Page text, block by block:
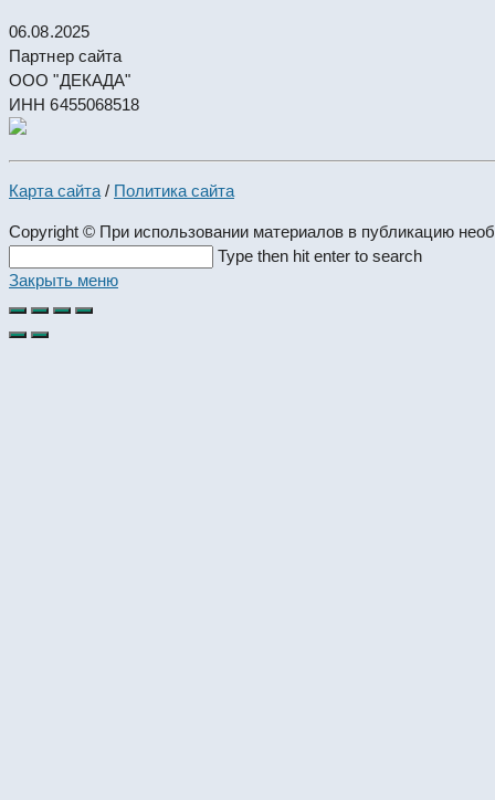
06.08.2025
Партнер сайта
ООО "ДЕКАДА"
ИНН 6455068518
Карта сайта/ Политика сайта
Copyright © При использовании материалов в публикацию
this
website
Type then hit enter to search
Закрыть меню